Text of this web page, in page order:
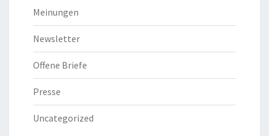
Meinungen
Newsletter
Offene Briefe
Presse
Uncategorized